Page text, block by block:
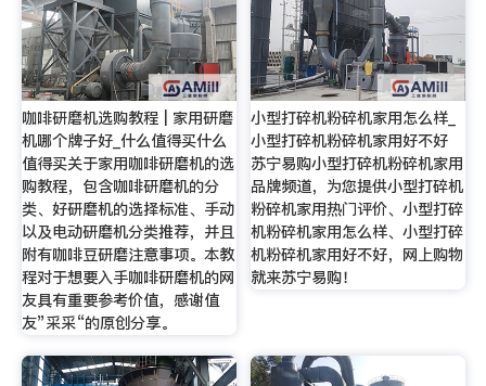
咖啡研磨机选购教程 | 家用研磨
机哪个牌子好_什么值得买什么
值得买关于家用咖啡研磨机的选
购教程，包含咖啡研磨机的分
类、好研磨机的选择标准、手动
以及电动研磨机分类推荐，并且
附有咖啡豆研磨注意事项。本教
程对于想要入手咖啡研磨机的网
友具有重要参考价值，感谢值
友”采采“的原创分享。
小型打碎机粉碎机家用怎么样_
小型打碎机粉碎机家用好不好
苏宁易购小型打碎机粉碎机家用
品牌频道，为您提供小型打碎机
粉碎机家用热门评价、小型打碎
机粉碎机家用怎么样、小型打碎
机粉碎机家用好不好，网上购物
就来苏宁易购！